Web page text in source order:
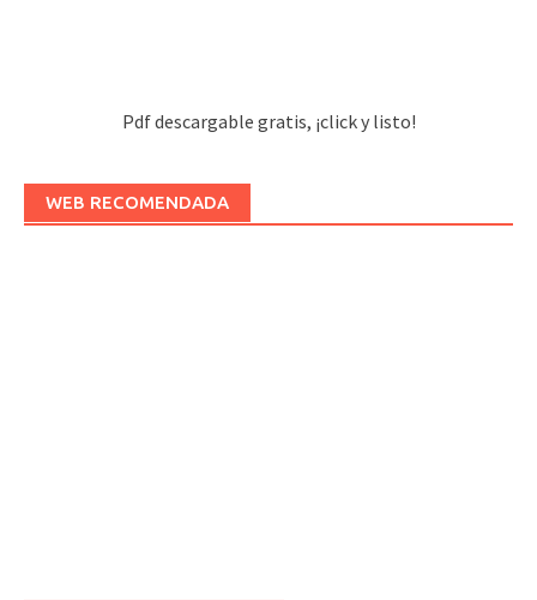
Pdf descargable gratis, ¡click y listo!
WEB RECOMENDADA